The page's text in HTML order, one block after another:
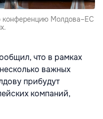
конференцию Молдова–ЕС
что в рамках
важных
прибудут
компаний,